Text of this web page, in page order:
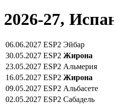
2026-27,
06.06.2027 ESP2 Эйбар
30.05.2027 ESP2 Жирона
23.05.2027 ESP2 Альмерия
16.05.2027 ESP2 Жирона
09.05.2027 ESP2 Альбасете
02.05.2027 ESP2 Сабадель